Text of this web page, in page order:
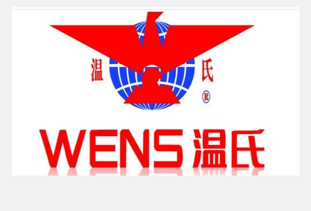
新闻动态
工程视频
联系我们